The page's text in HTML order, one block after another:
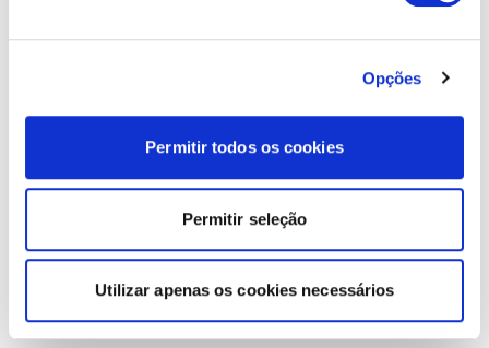
Opções
Permitir todos os cookies
Permitir seleção
Utilizar apenas os cookies necessários